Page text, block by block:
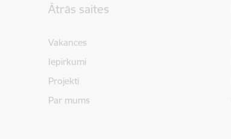
Ātrās saites
Vakances
Iepirkumi
Projekti
Par mums